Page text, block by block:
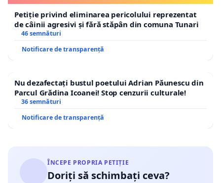
Petiție privind eliminarea pericolului reprezentat
de câinii agresivi și fără stăpân din comuna Tunari
46 semnături
Notificare de transparență
Nu dezafectați bustul poetului Adrian Păunescu din
Parcul Grădina Icoanei! Stop cenzurii culturale!
36 semnături
Notificare de transparență
ÎNCEPE PROPRIA PETIȚIE
Doriți să schimbați ceva?